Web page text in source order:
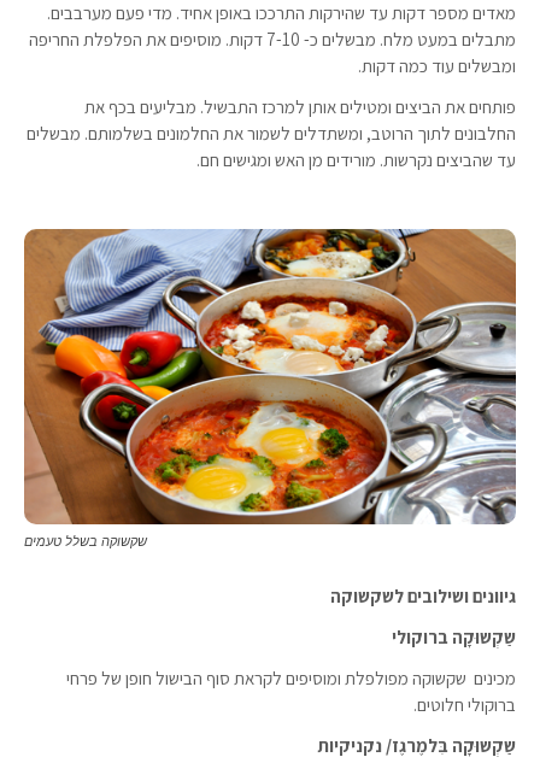
מאדים מספר דקות עד שהירקות התרככו באופן אחיד. מדי פעם מערבבים.
מתבלים במעט מלח. מבשלים כ- 7-10 דקות. מוסיפים את הפלפלת החריפה
ומבשלים עוד כמה דקות.
פותחים את הביצים ומטילים אותן למרכז התבשיל. מבליעים בכף את
החלבונים לתוך הרוטב, ומשתדלים לשמור את החלמונים בשלמותם. מבשלים
עד שהביצים נקרשות. מורידים מן האש ומגישים חם.
שקשוקה בשלל טעמים
גיוונים ושילובים לשקשוקה
שַקְשוּקָה ברוקולי
מכינים שקשוקה מפולפלת ומוסיפים לקראת סוף הבישול חופן של פרחי
ברוקולי חלוטים.
שַקְשוּקָה בִּלמֶרגֶז/ נקניקיות